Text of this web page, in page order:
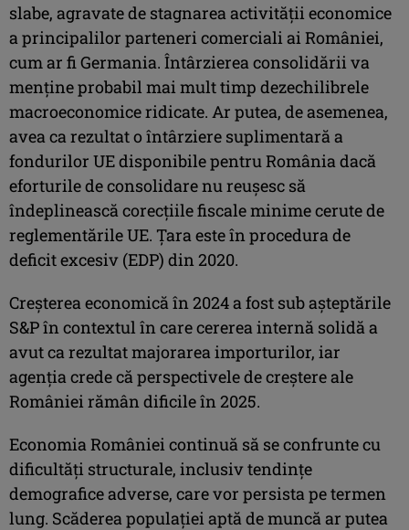
slabe, agravate de stagnarea activităţii economice
a principalilor parteneri comerciali ai României,
cum ar fi Germania. Întârzierea consolidării va
menţine probabil mai mult timp dezechilibrele
macroeconomice ridicate. Ar putea, de asemenea,
avea ca rezultat o întârziere suplimentară a
fondurilor UE disponibile pentru România dacă
eforturile de consolidare nu reuşesc să
îndeplinească corecţiile fiscale minime cerute de
reglementările UE. Ţara este în procedura de
deficit excesiv (EDP) din 2020.
Creşterea economică în 2024 a fost sub aşteptările
S&P în contextul în care cererea internă solidă a
avut ca rezultat majorarea importurilor, iar
agenţia crede că perspectivele de creştere ale
României rămân dificile în 2025.
Economia României continuă să se confrunte cu
dificultăţi structurale, inclusiv tendinţe
demografice adverse, care vor persista pe termen
lung. Scăderea populaţiei aptă de muncă ar putea